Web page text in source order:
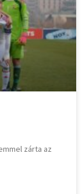
zárta az